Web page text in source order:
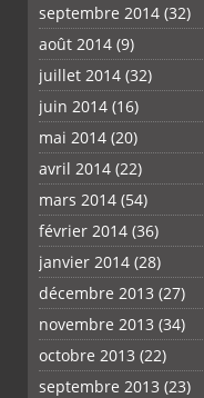
septembre 2014 (32)
août 2014 (9)
juillet 2014 (32)
juin 2014 (16)
mai 2014 (20)
avril 2014 (22)
mars 2014 (54)
février 2014 (36)
janvier 2014 (28)
décembre 2013 (27)
novembre 2013 (34)
octobre 2013 (22)
septembre 2013 (23)